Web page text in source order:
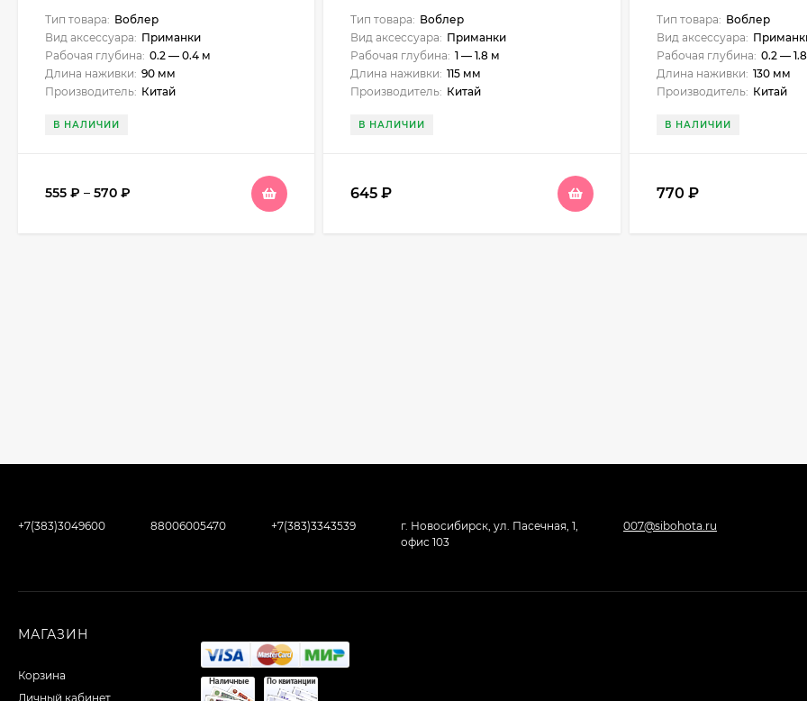
Тип товара: Воблер
Вид аксессуара: Приманки
Рабочая глубина: 0.2 — 0.4 м
Длина наживки: 90 мм
Производитель: Китай
В НАЛИЧИИ
555 ₽ – 570 ₽
Тип товара: Воблер
Вид аксессуара: Приманки
Рабочая глубина: 1 — 1.8 м
Длина наживки: 115 мм
Производитель: Китай
В НАЛИЧИИ
645₽
Тип товара: Воблер
Вид аксессуара:
Рабочая глубина: 0.2 —
Длина наживки: 130 мм
Производитель: Китай
В НАЛИЧИИ
770 ₽
+7(383)3049600 88006005470 +7(383)3343539
г. Новосибирск, ул. Пасечная, 1,
офис 103
007@sibohota.ru
МАГАЗИН
Корзина
Личный кабинет